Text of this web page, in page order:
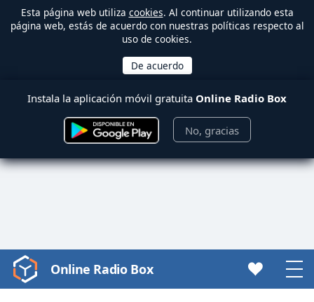
Esta página web utiliza cookies. Al continuar utilizando esta
página web, estás de acuerdo con nuestras políticas respecto al
uso de cookies.
Instala la aplicación móvil gratuita Online Radio Box
No, gracias
Video
Player
Online Radio Box